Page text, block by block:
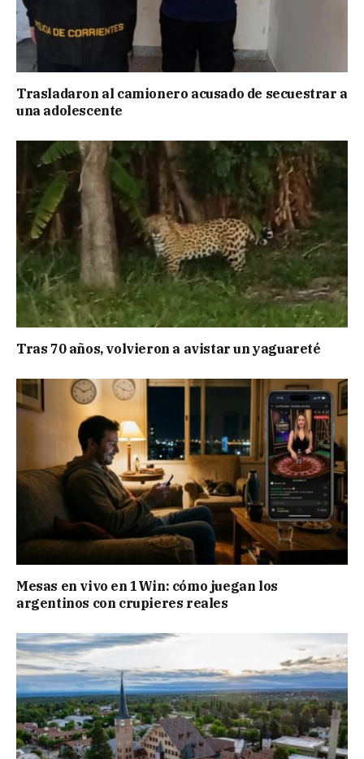
Trasladaron al camionero acusado de secuestrar a
una adolescente
Tras 70 años, volvieron a avistar un yaguareté
Mesas en vivo en 1Win: cómo juegan los
argentinos con crupieres reales